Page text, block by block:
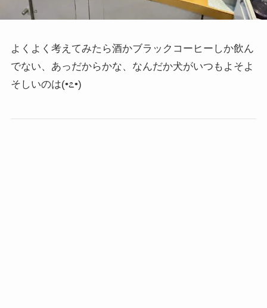
よくよく考えてみたら酒かブラックコーヒーしか飲ん
でない、あっだからかな、なんだか犬がいつもよそよ
そしいのは(•೭•)